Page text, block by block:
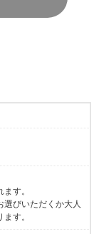
す。
びいただくか大人
す。